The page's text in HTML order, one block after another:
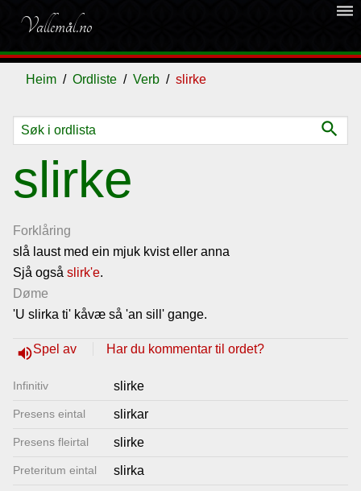
Vallemål.no
dehaze
Heim Ordliste Verb slirke
search
slirke
Forklåring
slå laust med ein mjuk kvist eller anna
Sjå også slirk'e.
Døme
'U slirka ti' kåvæ så 'an sill' gange.
volume_upSpel av Har du kommentar til ordet?
Infinitiv slirke
Presens eintal slirkar
Presens fleirtal slirke
Preteritum eintal slirka
Ordliste
Om
vallemålet
Gjestebok
Lenkjer
Kontakt
oss